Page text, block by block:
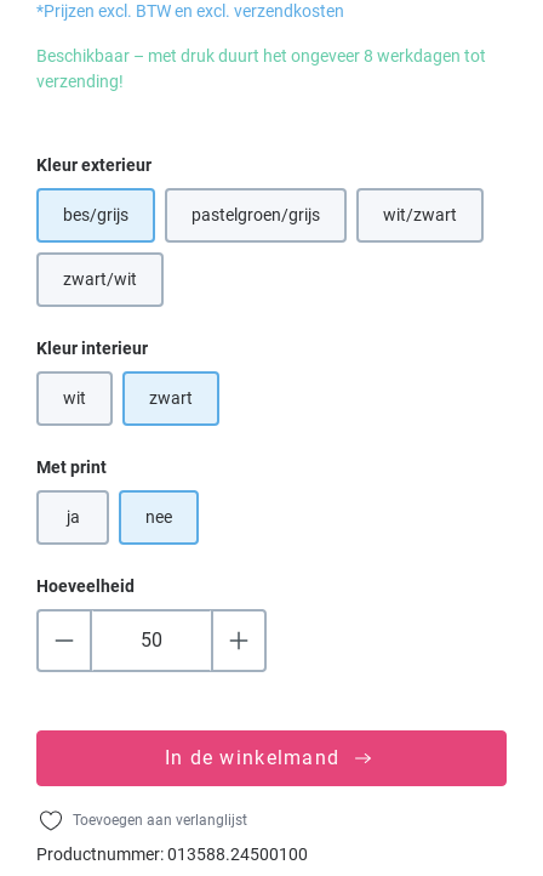
*Prijzen excl. BTW en excl. verzendkosten
Beschikbaar – met druk duurt het ongeveer 8 werkdagen tot
verzending!
Selecteer
Kleur exterieur
bes/grijs pastelgroen/grijs wit/zwart
zwart/wit(Deze optie is momenteel niet beschikbaar.)
Selecteer
Kleur interieur
wit(Deze optie is momenteel niet beschikbaar.)
zwart
Selecteer
Met print
ja nee
Hoeveelheid
In de winkelmand
Toevoegen aan verlanglijst
Productnummer:013588.24500100